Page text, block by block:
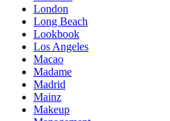
London
Long Beach
Lookbook
Los Angeles
Macao
Madame
Madrid
Mainz
Makeup